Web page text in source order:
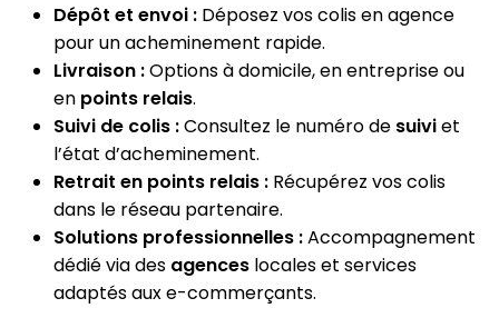
Dépôt et envoi : Déposez vos colis en agence
pour un acheminement rapide.
Livraison :Options à domicile, en entreprise ou
en points relais.
Suivi de colis :Consultez le numéro de suiviet
l’état d’acheminement.
Retrait en points relais : Récupérez vos colis
dans le réseau partenaire.
Solutions professionnelles :Accompagnement
dédié via des agences locales et services
adaptés aux e-commerçants.